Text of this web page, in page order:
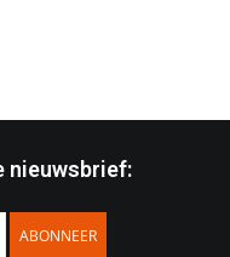
nieuwsbrief:
ABONNEER